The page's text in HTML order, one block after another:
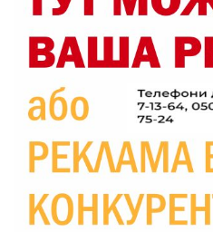
30 лип
26-річного
20:06
Паливо по 100 грн
28 лип
Житлові
підтримка ВПО:
Краснопільської
10:36
28 лип
Валентина
Перемогу і